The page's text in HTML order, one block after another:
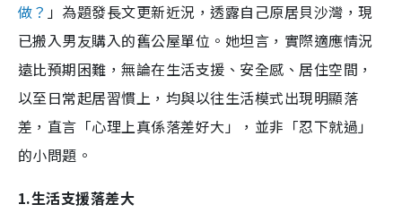
做？ 」為題發長文更新近況，透露自己原居貝沙灣，現
已搬入男友購入的舊公屋單位。她坦言，實際適應情況
遠比預期困難，無論在生活支援、安全感、居住空間，
以至日常起居習慣上，均與以往生活模式出現明顯落
差，直言「心理上真係落差好大」，並非「忍下就過」
的小問題。
1.生活支援落差大